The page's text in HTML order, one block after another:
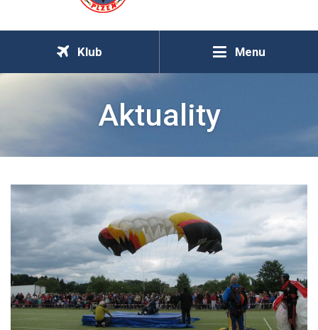
Menu
Klub
Aktuality